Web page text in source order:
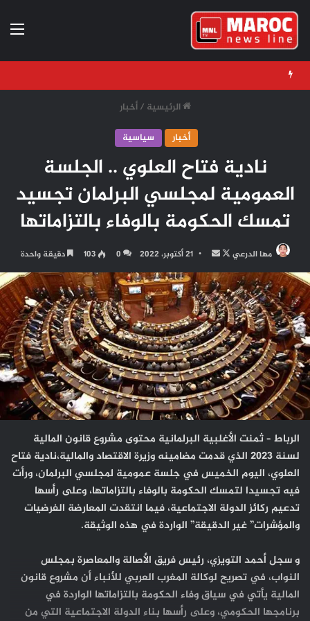
الرئيسية / أخبار
أخبار
سياسية
نادية فتاح العلوي .. الجلسة
العمومية لمجلسي البرلمان تجسيد
تمسك الحكومة بالوفاء بالتزاماتها
مها الدرعي
تابع
على
X
أرسل
بريدا
إلكترونيا
21 أكتوبر، 2022 0
103 دقيقة واحدة
الرباط – ثمنت الأغلبية البرلمانية محتوى مشروع قانون المالية
لسنة 2023 الذي قدمت مضامينه وزيرة الاقتصاد والمالية،نادية فتاح
العلوي، اليوم الخميس في جلسة عمومية لمجلسي البرلمان، ورأت
فيه تجسيدا لتمسك الحكومة بالوفاء بالتزاماتها، وعلى رأسها
تدعيم ركائز الدولة الاجتماعية، فيما انتقدت المعارضة الفرضيات
والمؤشرات” غير الدقيقة” الواردة في هذه الوثيقة.
و سجل أحمد التويزي، رئيس فريق الأصالة والمعاصرة بمجلس
النواب، في تصريح لوكالة المغرب العربي للأنباء أن مشروع قانون
المالية يأتي في سياق وفاء الحكومة بالتزاماتها الواردة في
برنامجها الحكومي، وعلى رأسها بناء الدولة الاجتماعية التي من